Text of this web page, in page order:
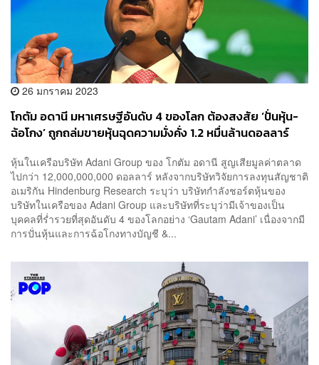
26 มกราคม 2023
โกตัม อดานี มหาเศรษฐีอันดับ 4 ของโลก ต้องสงสัย ‘ปั่นหุ้น-
ฉ้อโกง’ ถูกถล่มขายหุ้นฉุดความมั่งคั่ง 1.2 หมื่นล้านดอลลาร์
หุ้นในเครือบริษัท Adani Group ของ โกตัม อดานี สูญเสียมูลค่าตลาด
ไปกว่า 12,000,000,000 ดอลลาร์ หลังจากบริษัทวิจัยการลงทุนสัญชาติ
อเมริกัน Hindenburg Research ระบุว่า บริษัทกำลังชอร์ตหุ้นของ
บริษัทในเครือของ Adani Group และบริษัทที่ระบุว่ามีเจ้าของเป็น
บุคคลที่ร่ำรวยที่สุดอันดับ 4 ของโลกอย่าง ‘Gautam Adani’ เนื่องจากมี
การปั่นหุ้นและการฉ้อโกงทางบัญชี &...